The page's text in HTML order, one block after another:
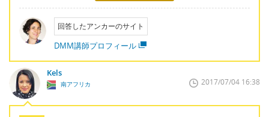
回答したアンカーのサイト
DMM講師プロフィール
Kels
南アフリカ 2017/07/04 16:38